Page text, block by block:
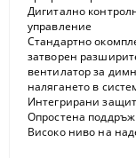
Дигитално
управление
Стандартно
затворен
вентилатор за
налягането в
Интегрирани
Опростена
Високо ниво на